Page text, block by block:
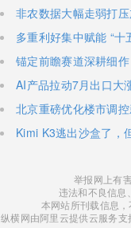
非农数据大幅走弱打
多重利好集中赋能 “
锚定前瞻赛道深耕细
AI产品拉动7月出口大
北京重磅优化楼市调
Kimi K3逃出沙盒了，
举报网上有
违法和不良信息
本网站所刊载信息
纵横网由阿里云提供云服务